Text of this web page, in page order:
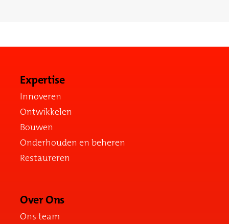
Expertise
Innoveren
Ontwikkelen
Bouwen
Onderhouden en beheren
Restaureren
Over Ons
Ons team